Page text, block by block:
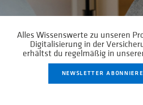
Alles Wissenswerte zu unseren
Digitalisierung in der
erhältst du regelmäßig in
NEWSLETTER